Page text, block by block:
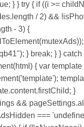
} } try { if ((i >=
/ 2) &&
- 3) {
} break; } } catch
{ var template
}
&&
===